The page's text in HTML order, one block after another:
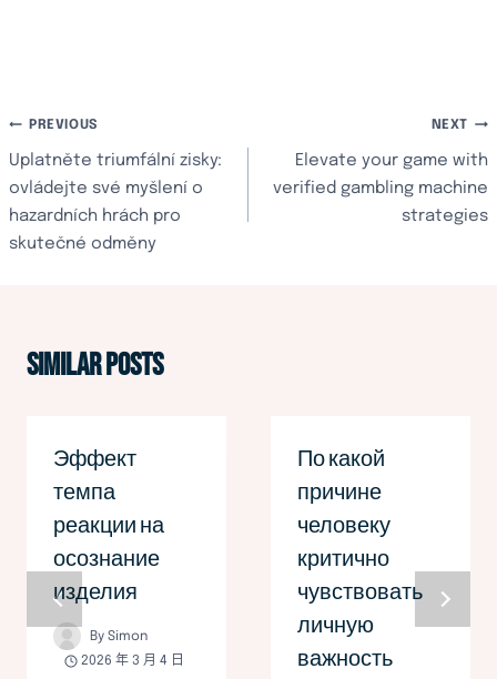
文
章
導
PREVIOUS
Uplatněte triumfální zisky:
ovládejte své myšlení o
hazardních hrách pro
skutečné odměny
NEXT
Elevate your game with
verified gambling machine
strategies
Similar Posts
Эффект
темпа
реакции на
осознание
изделия
By Simon
2026 年 3 月 4 日
По какой
причине
человеку
критично
чувствовать
личную
важность